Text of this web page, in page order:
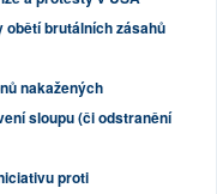
brutálních zásahů
nakažených
sloupu (či odstranění
proti